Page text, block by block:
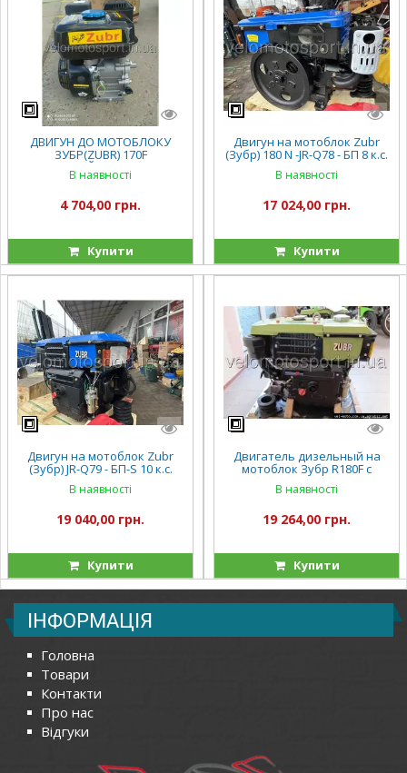
ДВИГУН ДО МОТОБЛОКУ
ЗУБР(ZUBR) 170F
БЕНЗИНОВИЙ 7 К.С. ВАЛ 25.00
ММ.- ШЛІЦЕВИЙ
В наявності
4 704,00 грн.
Купити
Двигун на мотоблок Zubr
(Зубр) 180 N -JR-Q78 - БП 8 к.с.
ручний ПЛЮС
В наявності
17 024,00 грн.
Купити
Двигун на мотоблок Zubr
(Зубр) JR-Q79 - БП-S 10 к.с.
ручний(ПЛЮС)
В наявності
19 040,00 грн.
Купити
Двигатель дизельный на
мотоблок Зубр R180F с
электростартером ( 8 л.с)
В наявності
19 264,00 грн.
Купити
ІНФОРМАЦІЯ
Головна
Товари
Контакти
Про нас
Відгуки